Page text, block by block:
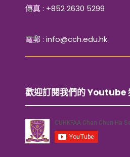
傳真 : +852 2630 5299
電郵 : info@cch.edu.hk
歡迎訂閱我們的 Youtube